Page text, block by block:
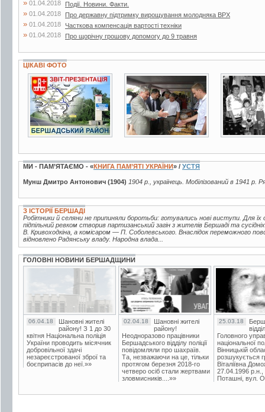
» 01.04.2018 Події. Новини. Факти.
» 01.04.2018 Про державну підтримку вирощування молодняка ВРХ
» 01.04.2018 Часткова компенсація вартості техніки
» 01.04.2018 Про щорічну грошову допомогу до 9 травня
ЦІКАВІ ФОТО
6 фото 6 фото 3 фото
МИ - ПАМ’ЯТАЄМО - «КНИГА ПАМ’ЯТІ УКРАЇНИ» / УСТЯ
Мунш Дмитро Антонович (1904) 1904 р., українець. Мобілізований в 1941 р.
З ІСТОРІЇ БЕРШАДІ
Робітники й селяни не припиняли боротьби: готувались нові виступи. Для їх
підпільний ревком створив партизанський загін з жителів Бершаді та
В. Кривоходкіна, а комісаром — П. Соболевського. Внаслідок переможного
відновлено Радянську владу. Народна влада...
ГОЛОВНІ НОВИНИ БЕРШАДЩИНИ
06.04.18
Шановні жителі
району! З 1 до 30
квітня Національна поліція
України проводить місячник
добровільної здачі
незареєстрованої зброї та
боєприпасів до неї.»»
02.04.18
Шановні жителі
району!
Неодноразово працівники
Бершадського відділу поліції
повідомляли про шахраїв.
Та, незважаючи на це, тільки
протягом березня 2018-го
четверо осіб стали жертвами
зловмисників....»»
25.03.18
Головного
національної
Вінницькій
розшукується
Віталіївна
27.04.1996 р.н.,
Поташні, вул.